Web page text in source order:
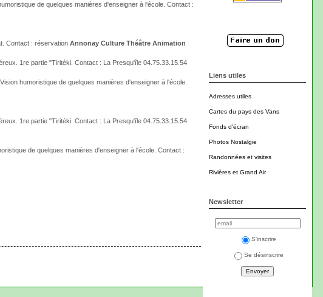
Liens utiles
Adresses utiles
Cartes du pays des Vans
Fonds d'écran
Photos Nostalgie
Randonnées et visites
Rivières et Grand Air
Newsletter
S'inscrire
Se désinscrire
de quelques manières d'enseigner à l'école. Contact :
Contact : réservation Annonay Culture Théâtre Animation
1re partie "Tiritéki. Contact : La Presqu'île 04.75.33.15.54
humoristique de quelques manières d'enseigner à l'école.
1re partie "Tiritéki. Contact : La Presqu'île 04.75.33.15.54
de quelques manières d'enseigner à l'école. Contact :